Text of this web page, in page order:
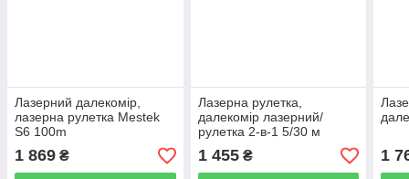
Лазерний далекомір,
лазерна рулетка Mestek
S6 100m
1 869 ₴
Лазерна рулетка,
далекомір лазерний/
рулетка 2-в-1 5/30 м
1 455₴ 1